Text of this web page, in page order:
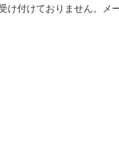
け付けておりません。メ